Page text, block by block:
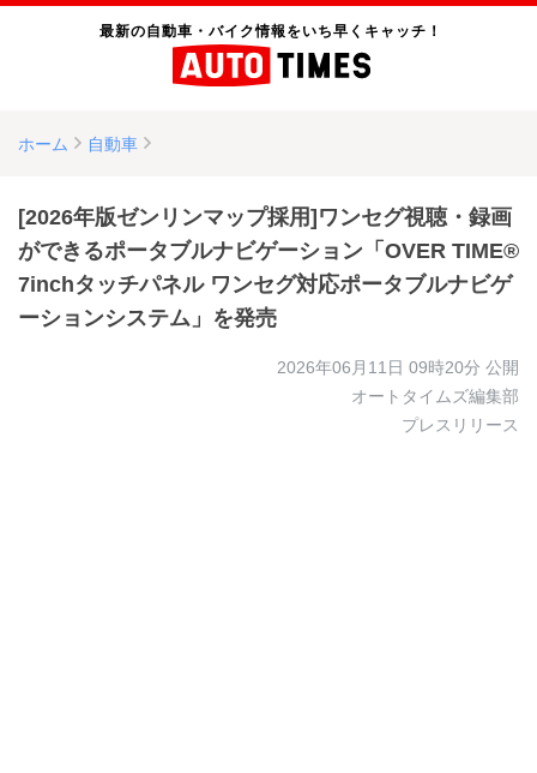
最新の自動車・バイク情報をいち早くキャッチ！
ホーム 自動車
[2026年版ゼンリンマップ採用]ワンセグ視聴・録画
ができるポータブルナビゲーション「OVER TIME®
7inchタッチパネル ワンセグ対応ポータブルナビゲ
ーションシステム」を発売
2026年06月11日 09時20分 公開
オートタイムズ編集部
プレスリリース